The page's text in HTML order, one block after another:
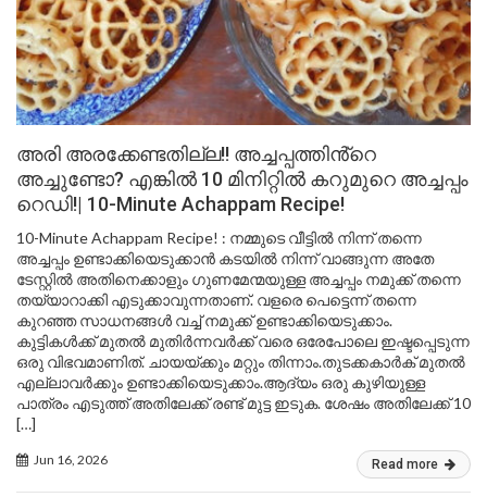
അരി അരക്കേണ്ടതില്ല!! അച്ചപ്പത്തിൻ്റെ
അച്ചുണ്ടോ? എങ്കിൽ 10 മിനിറ്റിൽ കറുമുറെ അച്ചപ്പം
റെഡി!| 10-Minute Achappam Recipe!
10-Minute Achappam Recipe! : നമ്മുടെ വീട്ടിൽ നിന്ന് തന്നെ
അച്ചപ്പം ഉണ്ടാക്കിയെടുക്കാൻ കടയിൽ നിന്ന് വാങ്ങുന്ന അതേ
ടേസ്റ്റിൽ അതിനെക്കാളും ഗുണമേന്മയുള്ള അച്ചപ്പം നമുക്ക് തന്നെ
തയ്യാറാക്കി എടുക്കാവുന്നതാണ്. വളരെ പെട്ടെന്ന് തന്നെ
കുറഞ്ഞ സാധനങ്ങൾ വച്ച് നമുക്ക് ഉണ്ടാക്കിയെടുക്കാം.
കുട്ടികൾക്ക് മുതൽ മുതിർന്നവർക്ക് വരെ ഒരേപോലെ ഇഷ്ടപ്പെടുന്ന
ഒരു വിഭവമാണിത്. ചായയ്ക്കും മറ്റും തിന്നാം.തുടക്കകാർക് മുതൽ
എല്ലാവർക്കും ഉണ്ടാക്കിയെടുക്കാം.ആദ്യം ഒരു കുഴിയുള്ള
പാത്രം എടുത്ത് അതിലേക്ക് രണ്ട് മുട്ട ഇടുക. ശേഷം അതിലേക്ക് 10
[…]
Jun 16, 2026 Read more